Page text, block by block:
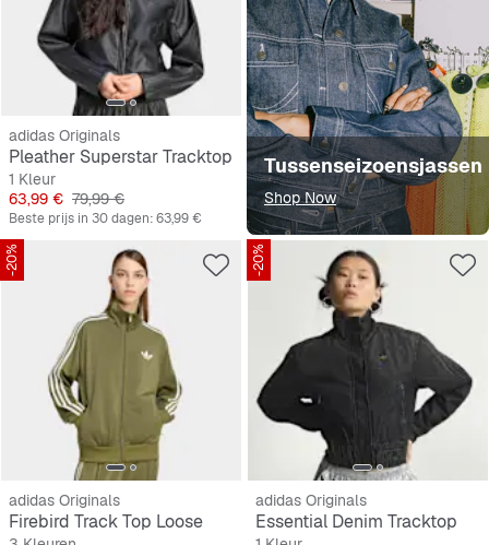
Tussenseizoensjassen
Shop Now
adidas Originals
Pleather Superstar Tracktop
1 Kleur
Prijs
63,99 € Originele Prijs
79,99 €
Beste prijs in 30 dagen:63,99 €
-20%
adidas Originals
Firebird Track Top Loose
-20%
adidas Originals
Essential Denim Tracktop